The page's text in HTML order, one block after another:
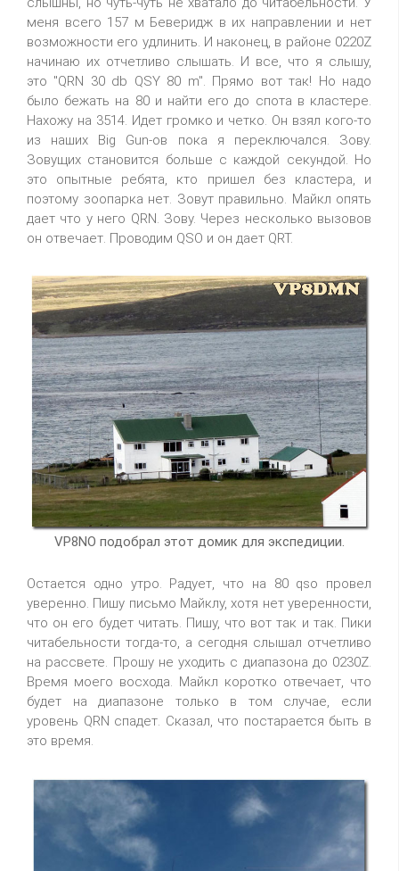
меня всего 157 м Беверидж в их направлении и нет
возможности его удлинить. И наконец, в районе 0220Z
начинаю их отчетливо слышать. И все, что я слышу,
это "QRN 30 db QSY 80 m". Прямо вот так! Но надо
было бежать на 80 и найти его до спота в кластере.
Нахожу на 3514. Идет громко и четко. Он взял кого-то
из наших Big Gun-ов пока я переключался. Зову.
Зовущих становится больше с каждой секундой. Но
это опытные ребята, кто пришел без кластера, и
поэтому зоопарка нет. Зовут правильно. Майкл опять
дает что у него QRN. Зову. Через несколько вызовов
он отвечает. Проводим QSO и он дает QRT.
VP8NO подобрал этот домик для экспедиции.
Остается одно утро. Радует, что на 80 qso провел
уверенно. Пишу письмо Майклу, хотя нет уверенности,
что он его будет читать. Пишу, что вот так и так. Пики
читабельности тогда-то, а сегодня слышал отчетливо
на рассвете. Прошу не уходить с диапазона до 0230Z.
Время моего восхода. Майкл коротко отвечает, что
будет на диапазоне только в том случае, если
уровень QRN спадет. Сказал, что постарается быть в
это время.